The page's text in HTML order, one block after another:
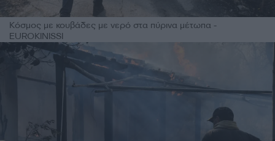
Κόσμος με κουβάδες με νερό στα πύρινα μέτωπα -
EUROKINISSI